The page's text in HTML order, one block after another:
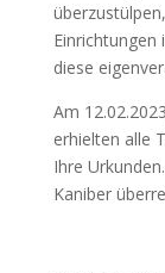
diese
Am
erhielten alle
Ihre
Kaniber